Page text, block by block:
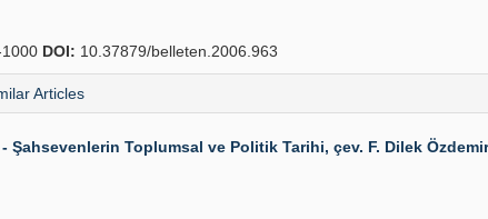
DOI: 10.37879/belleten.2006.963
Articles
- Şahsevenlerin Toplumsal ve Politik Tarihi, çev. F. Dilek